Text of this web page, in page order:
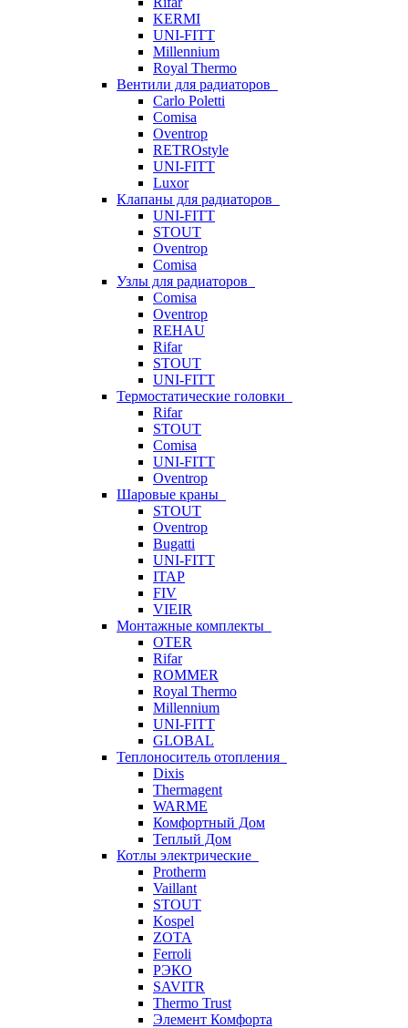
KERMI
UNI-FITT
Millennium
Royal Thermo
Вентили для радиаторов
Carlo Poletti
Comisa
Oventrop
RETROstyle
UNI-FITT
Luxor
Клапаны для радиаторов
UNI-FITT
STOUT
Oventrop
Comisa
Узлы для радиаторов
Comisa
Oventrop
REHAU
Rifar
STOUT
UNI-FITT
Термостатические головки
Rifar
STOUT
Comisa
UNI-FITT
Oventrop
Шаровые краны
STOUT
Oventrop
Bugatti
UNI-FITT
ITAP
FIV
VIEIR
Монтажные комплекты
OTER
Rifar
ROMMER
Royal Thermo
Millennium
UNI-FITT
GLOBAL
Теплоноситель отопления
Dixis
Thermagent
WARME
Комфортный Дом
Теплый Дом
Котлы электрические
Protherm
Vaillant
STOUT
Kospel
ZOTA
Ferroli
РЭКО
SAVITR
Thermo Trust
Элемент Комфорта